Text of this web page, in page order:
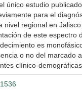
único estudio
para el
nivel regional en
de este
es
o no del marcado
clínico-